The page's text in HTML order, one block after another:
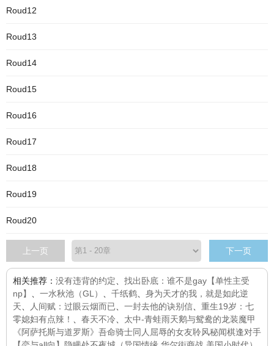
Roud12
Roud13
Roud14
Roud15
Roud16
Roud17
Roud18
Roud19
Roud20
上一页 下一页
相关推荐： 没有违背的约定
找出卧底：谁不是gay【单性主受
np】
一水秋池（GL） 千纸鹤
身为天才的我，就是如此逆
天
人间赋：过眼云烟而已 一封去他的诀别信
重生19岁：七
零媳妇有点辣！
春天不冷 太中-青蛙雨天鹅与鸳鸯的龙装魔甲
《阿萨托斯与道罗斯》 吾命骑士同人 屈辱的女友聆风秘闻棋逢对手